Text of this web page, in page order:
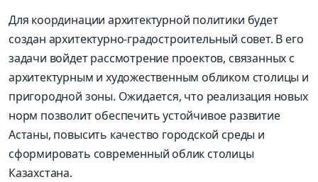
Для координации архитектурной политики будет
создан архитектурно-градостроительный совет. В его
задачи войдет рассмотрение проектов, связанных с
архитектурным и художественным обликом столицы и
пригородной зоны. Ожидается, что реализация новых
норм позволит обеспечить устойчивое развитие
Астаны, повысить качество городской среды и
сформировать современный облик столицы
Казахстана.